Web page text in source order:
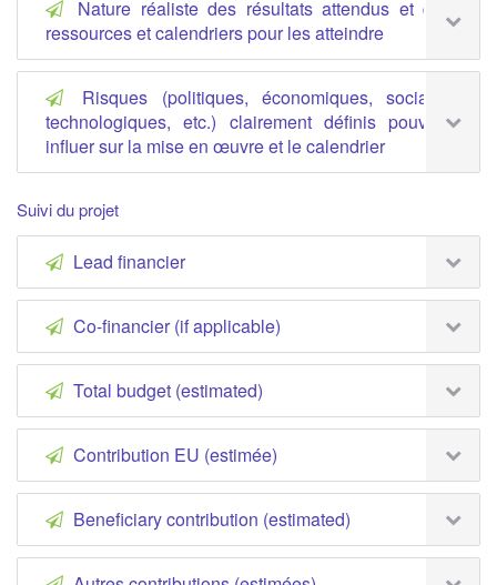
Nature réaliste des résultats attendus et des
ressources et calendriers pour les atteindre
Risques (politiques, économiques, sociaux,
technologiques, etc.) clairement définis pouvant
influer sur la mise en œuvre et le calendrier
Suivi du projet
Lead financier
Co-financier (if applicable)
Total budget (estimated)
Contribution EU (estimée)
Beneficiary contribution (estimated)